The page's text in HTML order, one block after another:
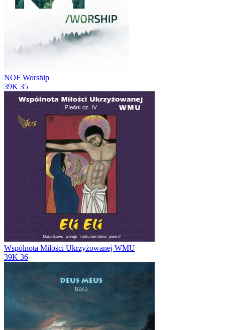
NOF Worship
39K 35
Wspólnota Miłości Ukrzyżowanej WMU
39K 36